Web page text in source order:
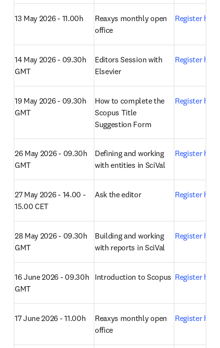
13 May 2026 - 11.00h
Reaxys monthly open
office
Register here
14 May 2026 - 09.30h
GMT
Editors Session with
Elsevier
Register here
19 May 2026 - 09.30h
GMT
How to complete the
Scopus Title
Suggestion Form
Register here
26 May 2026 - 09.30h
GMT
Defining and working
with entities in SciVal
Register here
27 May 2026 - 14.00 -
15.00 CET
Ask the editor Register here
28 May 2026 - 09.30h
GMT
Building and working
with reports in SciVal
Register here
16 June 2026 - 09.30h
GMT
Introduction to Scopus Register here
17 June 2026 - 11.00h
Reaxys monthly open
office
Register here